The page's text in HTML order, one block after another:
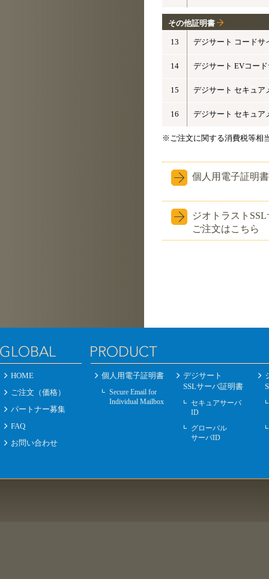
その他証明書
13 デジサート コードサ
14 デジサート EVコー
15 デジサート セキュア
16 デジサート セキュア
※ご注文に関する消費税等相
個人用電子証明
ジオトラスト
ご注文はこちら
HOME
ご注文（価格）
パートナー募集
FAQ
お問い合わせ
個人用電子証明書
Secure Email for
Individual Mailbox
デジサート
SSLサーバ証明書
セキュアサーバ
ID
グローバル
サーバID